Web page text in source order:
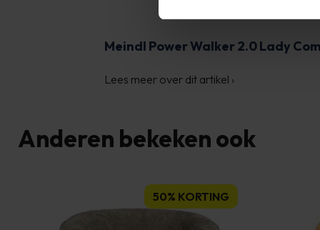
Meindl Power Walker 2.0 Lady
Lees meer over dit artikel ›
Anderen bekeken ook
50% KORTING